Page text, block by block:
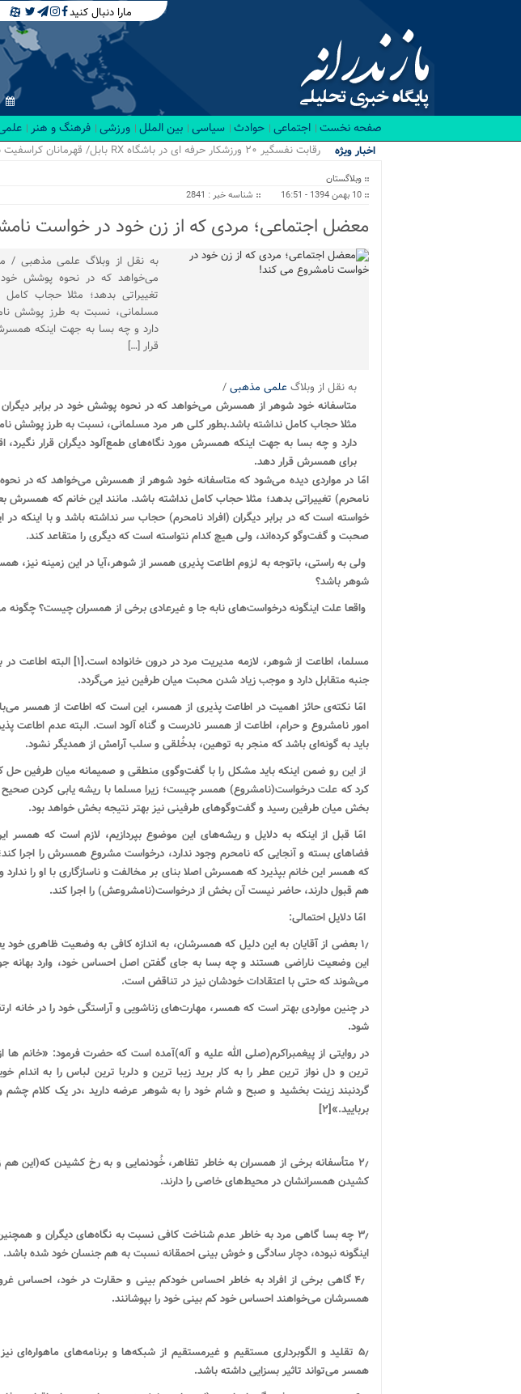
مارا دنبال کنید
صفحه نخست اجتماعی حوادث سیاسی بین الملل ورزشی فرهنگ و هنر
اخبار ویژه ۴ پروژه مه.
وبلاگستان
10 بهمن 1394 - 16:51
شناسه خبر : 2841
معضل اجتماعی؛ مردی که از زن خود در خواست
به نقل از وبلاگ علمی مذهبی /
می‌خواهد که در نحوه پوشش خود
تغییراتی بدهد؛ مثلا حجاب
مسلمانی، نسبت به طرز پوشش
دارد و چه بسا به جهت اینکه
قرار […]
به نقل از وبلاگعلمی مذهبی/
متاسفانه خود شوهر از همسرش می‌خواهد که در نحوه پوشش خود در برابر دیگران
مثلا حجاب کامل نداشته باشد.بطور کلی هر مرد مسلمانی، نسبت به طرز پوشش
دارد و چه بسا به جهت اینکه همسرش مورد نگاه‌های طمع‌آلود دیگران قرار
برای همسرش قرار دهد.
امّا در مواردی دیده می‌شود که متاسفانه خود شوهر از همسرش می‌خواهد که در نحوه
نامحرم) تغییراتی بدهد؛ مثلا حجاب کامل نداشته باشد. مانند این خانم که همسرش
خواسته است که در برابر دیگران (افراد نامحرم) حجاب سر نداشته باشد و با اینکه در
صحبت و گفت‌وگو کرده‌اند، ولی هیچ کدام نتواسته‌ است که دیگری را متقاعد کند.
ولی به راستی، باتوجه به لزوم اطاعت پذیری همسر از شوهر،آیا در این زمینه
شوهر باشد؟
واقعا علت اینگونه درخواست‌های نابه جا و غیرعادی برخی از همسران چیست؟ چگونه
مسلما، اطاعت از شوهر، لازمه مدیریت
جنبه متقابل دارد و موجب زیاد شدن محبت میان طرفین نیز می‌گردد.
امّا نکته‌ی حائز اهمیت در اطاعت پذیری از همسر، این است که اطاعت از همسر
امور نامشروع و حرام، اطاعت از همسر نادرست و گناه آلود است. البته عدم اطاعت
باید به گونه‌ای باشد که منجر به توهین، بدخُلقی و سلب آرامش از همدیگر نشود.
از این رو ضمن اینکه باید مشکل را با گفت‌وگوی منطقی و صمیمانه میان طرفین حل
کرد که علت درخواست(نامشروع) همسر چیست؛ زیرا مسلما با ریشه یابی کردن
بخش میان طرفین رسید و گفت‌وگوهای طرفینی نیز بهتر نتیجه بخش خواهد بود.
امّا قبل از اینکه به دلایل و ریشه‌های این موضوع بپردازیم، لازم است که همسر
فضاهای بسته و آنجایی که نامحرم وجود ندارد، درخواست مشروع همسرش را اجرا
که همسر این خانم بپذیرد که همسرش اصلا بنای بر مخالفت و ناسازگاری با او را
هم قبول دارند، حاضر نیست آن بخش از درخواست(نامشروعش) را اجرا کند.
امّا دلایل احتمالی:
۱٫ بعضی از آقایان به این دلیل که همسرشان، به اندازه کافی به وضعیت ظاهری خود
این وضعیت ناراضی هستند و چه بسا به جای گفتن اصل احساس خود، وارد بهانه
می‌شوند که حتی با اعتقادات خودشان نیز در تناقض است.
در چنین مواردی بهتر است که همسر، مهارت‌های زناشویی و آراستگی خود را در خانه
شود.
درروایتی از پیغمبراکرم(صلی‌ الله‌ علیه‌ و آله)آمده است که حضرت فرمود: «خانم ها
ترین و دل نواز ترین عطر را به کار برید زیبا ترین و دلربا ترین لباس را به اندام
گردنبند زینت بخشید و صبح و شام خود را به شوهر عرضه دارید ،در یک کلام چشم و
بربایید.»[۲]
۲٫ متأسفانه برخی از همسران به خاطر تظاهر، خُودنمایی و به رخ کشیدن که(این
کشیدن همسرانشان در محیط‌های خاصی را دارند.
۳٫ چه بسا گاهی مرد به خاطر عدم شناخت کافی نسبت به نگاه‌های دیگران و
اینگونه نبوده، دچار ساد‌گی و خوش بینی احمقانه نسبت به هم جنسان خود شده باشد.
۴٫ گاهی برخی از افراد به خاطر احساس خودکم بینی و حقارت در خود، احساس
همسرشان می‌خواهند احساس خود کم بینی خود را بپوشانند.
۵٫ تقلید و الگوبرداری مستقیم و غیرمستقیم از شبکه‌ها و برنامه‌های
همسر می‌تواند تاثیر بسزایی داشته باشد.